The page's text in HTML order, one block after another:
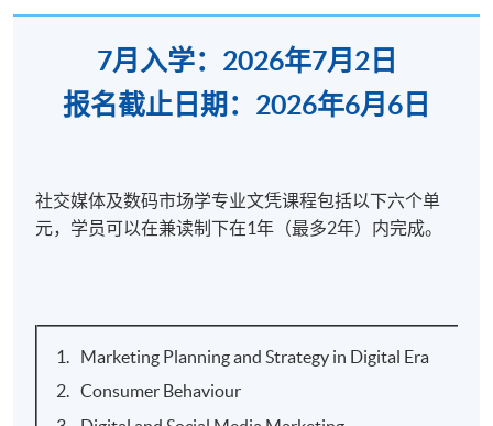
7月入学：2026年7月2日
报名截止日期：2026年6月6日
社交媒体及数码市场学专业文凭课程包括以下六个单
元，学员可以在兼读制下在1年（最多2年）内完成。
Marketing Planning and Strategy in Digital Era
Consumer Behaviour